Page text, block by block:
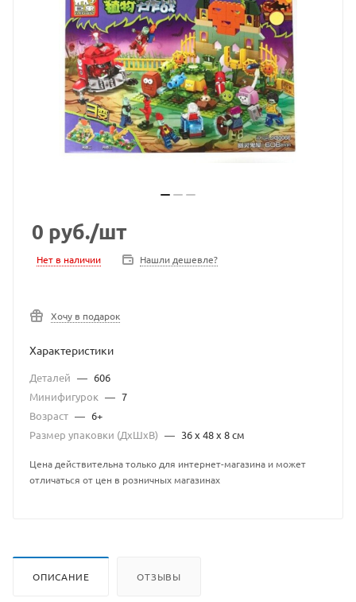
0 руб./шт
Нет в наличии Нашли дешевле?
Хочу в подарок
Характеристики
Деталей — 606
Минифигурок — 7
Возраст — 6+
Размер упаковки (ДхШхВ) — 36 x 48 x 8 см
Цена действительна только для интернет-магазина и может
отличаться от цен в розничных магазинах
ОПИСАНИЕ ОТЗЫВЫ